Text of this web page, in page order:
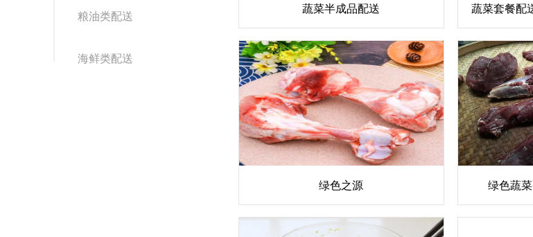
粮油类配送
海鲜类配送
蔬菜半成品配送 蔬菜套餐配
绿色之源 绿色蔬